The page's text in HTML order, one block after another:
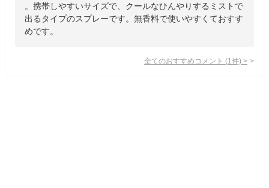
。携帯しやすいサイズで、クールなひんやりするミストで
出るタイプのスプレーです。無香料で使いやすくておすす
めです。
全てのおすすめコメント (1 件) >